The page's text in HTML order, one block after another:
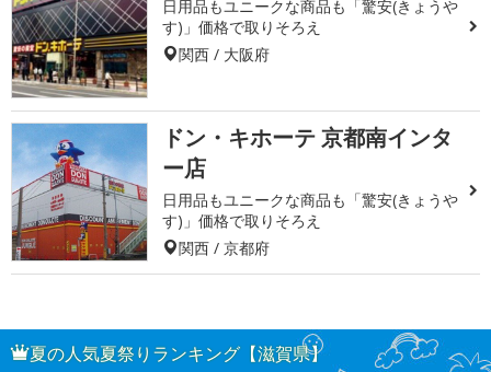
日用品もユニークな商品も「驚安(きょうや
す)」価格で取りそろえ
関西 / 大阪府
ドン・キホーテ 京都南インタ
ー店
日用品もユニークな商品も「驚安(きょうや
す)」価格で取りそろえ
関西 / 京都府
夏の人気夏祭りランキング【滋賀県】